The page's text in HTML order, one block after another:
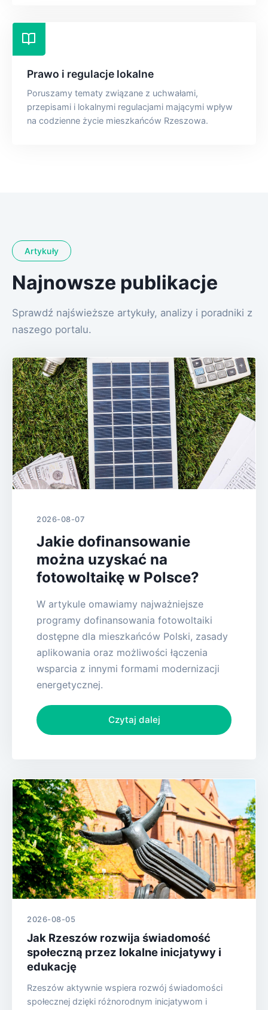
Prawo i regulacje lokalne
Poruszamy tematy związane z uchwałami,
przepisami i lokalnymi regulacjami mającymi wpływ
na codzienne życie mieszkańców Rzeszowa.
Artykuły
Najnowsze publikacje
Sprawdź najświeższe artykuły, analizy i poradniki z
naszego portalu.
2026-08-07
Jakie dofinansowanie
można uzyskać na
fotowoltaikę w Polsce?
W artykule omawiamy najważniejsze
programy dofinansowania fotowoltaiki
dostępne dla mieszkańców Polski, zasady
aplikowania oraz możliwości łączenia
wsparcia z innymi formami modernizacji
energetycznej.
Czytaj dalej
2026-08-05
Jak Rzeszów rozwija świadomość
społeczną przez lokalne inicjatywy i
edukację
Rzeszów aktywnie wspiera rozwój świadomości
społecznej dzięki różnorodnym inicjatywom i